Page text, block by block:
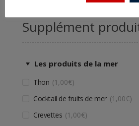
Supplément
Les produits de la mer
Thon 1,00€
Cocktail de fruits de mer
1,00€
Crevettes
1,00€